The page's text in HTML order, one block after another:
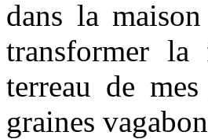
dans la
transformer
terreau de
graines